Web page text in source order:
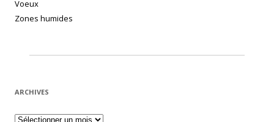
Voeux
Zones humides
ARCHIVES
Archives